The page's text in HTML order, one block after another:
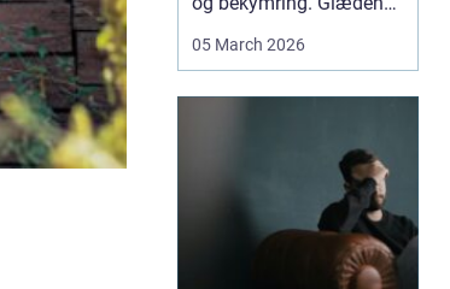
ved et nyt hjem bliver
logistik, der skal gå op.
Flyttefirma Nordsjæ...
05 March 2026